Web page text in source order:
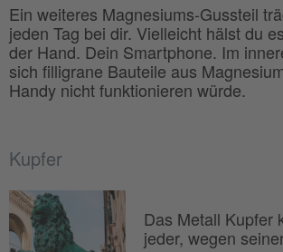
Ein weiteres Magnesiums-Gussteil
jeden Tag bei dir. Vielleicht hälst du
der Hand. Dein Smartphone. Im
sich filligrane Bauteile aus
Handy nicht funktionieren würde.
Kupfer
Das Metall Kupfer
jeder, wegen